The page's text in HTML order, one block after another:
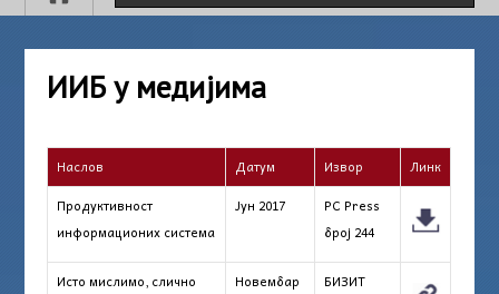
ИИБ у медијима
Наслов Датум Извор Линк
Продуктивност
информационих система
Јун 2017
PC Press
број 244
Исто мислимо, слично
Новембар
БИЗИТ